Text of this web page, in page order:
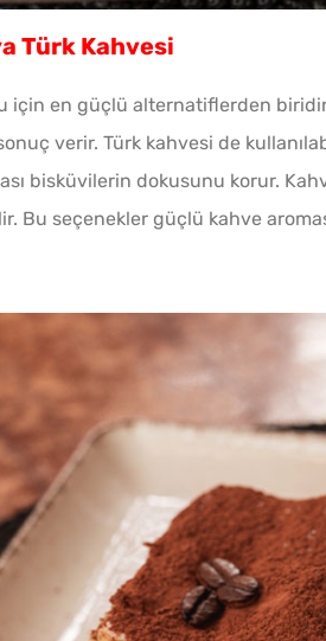
Türk Kahvesi
için en güçlü alternatiflerden
verir. Türk kahvesi de
bisküvilerin dokusunu korur.
Bu seçenekler güçlü kahve